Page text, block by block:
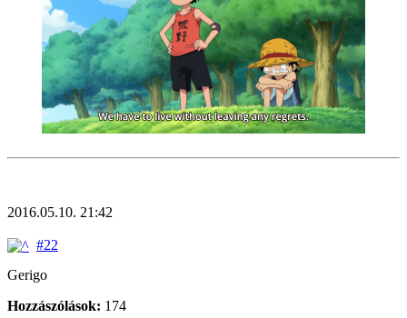
2016.05.10. 21:42
#22
Gerigo
Hozzászólások: 174